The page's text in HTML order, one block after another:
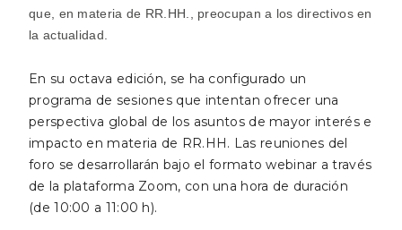
que, en materia de RR.HH., preocupan a los directivos en
la actualidad.
En su octava edición, se ha configurado un
programa de sesiones que intentan ofrecer una
perspectiva global de los asuntos de mayor interés e
impacto en materia de RR.HH. Las reuniones del
foro se desarrollarán bajo el formato webinar a través
de la plataforma Zoom, con una hora de duración
(de 10:00 a 11:00 h).